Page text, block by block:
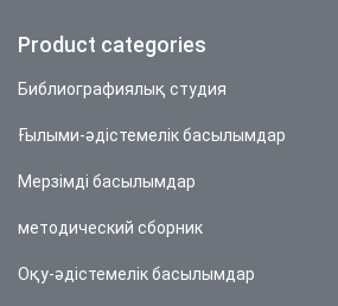
Product categories
Библиографиялық студия
Ғылыми-әдістемелік басылымдар
Мерзімді басылымдар
методический сборник
Оқу-әдістемелік басылымдар